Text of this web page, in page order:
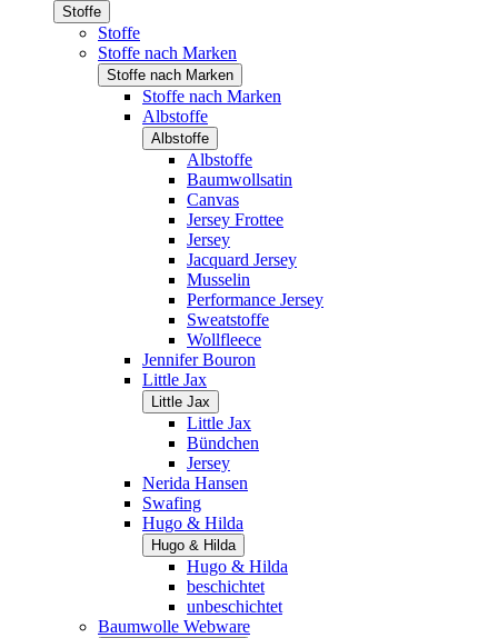
Stoffe
Stoffe
Stoffe nach Marken
Stoffe nach Marken
Stoffe nach Marken
Albstoffe
Albstoffe
Albstoffe
Baumwollsatin
Canvas
Jersey Frottee
Jersey
Jacquard Jersey
Musselin
Performance Jersey
Sweatstoffe
Wollfleece
Jennifer Bouron
Little Jax
Little Jax
Little Jax
Bündchen
Jersey
Nerida Hansen
Swafing
Hugo & Hilda
Hugo & Hilda
Hugo & Hilda
beschichtet
unbeschichtet
Baumwolle Webware